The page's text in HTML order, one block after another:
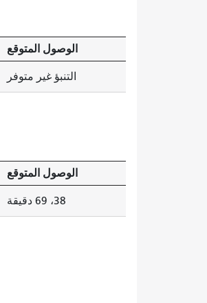
الوصول المتوقع
التنبؤ غير متوفر
الوصول المتوقع
38، 69 ​​دقيقة